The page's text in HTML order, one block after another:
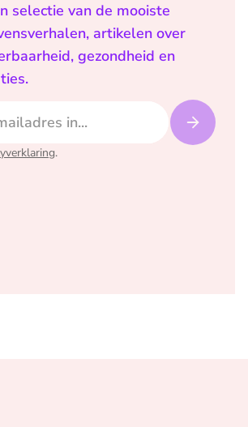
selectie van de mooiste
artikelen over
gezondheid en
.